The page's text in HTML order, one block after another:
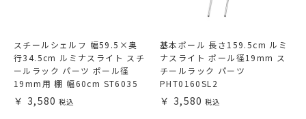
スチールシェルフ 幅59.5×奥
行34.5cm ルミナスライト スチ
ールラック パーツ ポール径
19mm用 棚 幅60cm ST6035
3,580
基本ポール 長さ159.5cm ルミ
ナスライト ポール径19mm ス
チールラック パーツ
PHT0160SL2
3,580